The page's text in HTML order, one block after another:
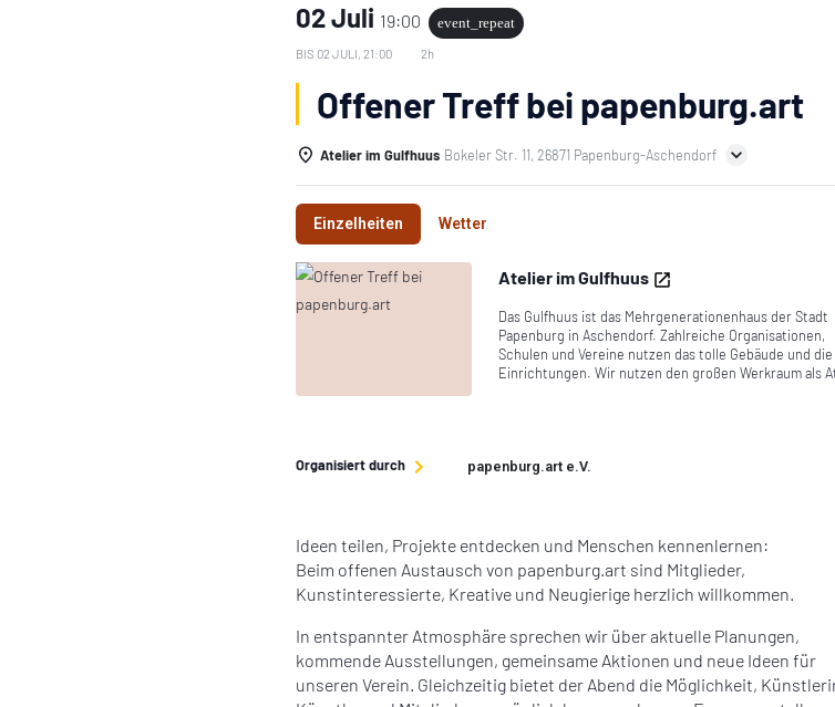
02 Juli 19:00 event_repeat
BIS 02 JULI, 21:00 2h
Offener Treff bei papenburg.art
Atelier im Gulfhuus Bokeler Str. 11, 26871 Papenburg-Aschendorf
Einzelheiten Wetter
Atelier im Gulfhuus
Das Gulfhuus ist das Mehrgenerationenhaus der Stadt
Papenburg in Aschendorf. Zahlreiche Organisationen,
Schulen und Vereine nutzen das tolle Gebäude und die
Einrichtungen. Wir nutzen den großen Werkraum als
Organisiert durch papenburg.art e.V.
Ideen teilen, Projekte entdecken und Menschen kennenlernen:
Beim offenen Austausch von papenburg.art sind Mitglieder,
Kunstinteressierte, Kreative und Neugierige herzlich willkommen.
In entspannter Atmosphäre sprechen wir über aktuelle Planungen,
kommende Ausstellungen, gemeinsame Aktionen und neue Ideen für
unseren Verein. Gleichzeitig bietet der Abend die Möglichkeit,